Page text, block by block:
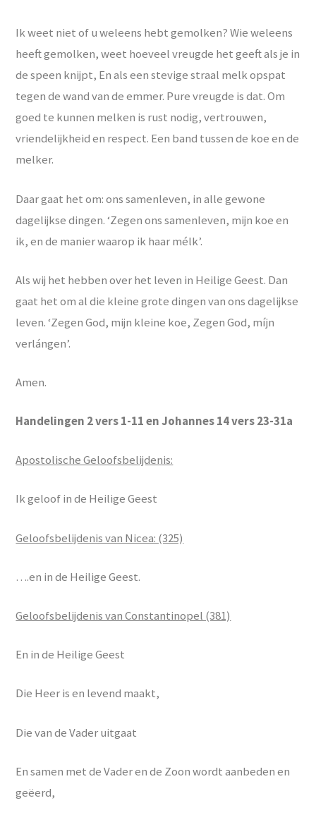
Ik weet niet of u weleens hebt gemolken? Wie weleens
heeft gemolken, weet hoeveel vreugde het geeft als je in
de speen knijpt, En als een stevige straal melk opspat
tegen de wand van de emmer. Pure vreugde is dat. Om
goed te kunnen melken is rust nodig, vertrouwen,
vriendelijkheid en respect. Een band tussen de koe en de
melker.
Daar gaat het om: ons samenleven, in alle gewone
dagelijkse dingen. ‘Zegen ons samenleven, mijn koe en
ik, en de manier waarop ik haar mélk’.
Als wij het hebben over het leven in Heilige Geest. Dan
gaat het om al die kleine grote dingen van ons dagelijkse
leven. ‘Zegen God, mijn kleine koe, Zegen God, míjn
verlángen’.
Amen.
Handelingen 2 vers 1-11 en Johannes 14 vers 23-31a
Apostolische Geloofsbelijdenis:
Ik geloof in de Heilige Geest
Geloofsbelijdenis van Nicea: (325)
….en in de Heilige Geest.
Geloofsbelijdenis van Constantinopel (381)
En in de Heilige Geest
Die Heer is en levend maakt,
Die van de Vader uitgaat
En samen met de Vader en de Zoon wordt aanbeden en
geëerd,